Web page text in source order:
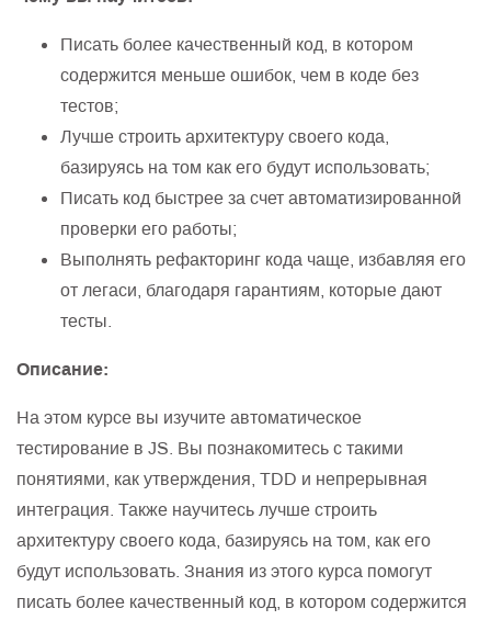
Писать более качественный код, в котором
содержится меньше ошибок, чем в коде без
тестов;
Лучше строить архитектуру своего кода,
базируясь на том как его будут использовать;
Писать код быстрее за счет автоматизированной
проверки его работы;
Выполнять рефакторинг кода чаще, избавляя его
от легаси, благодаря гарантиям, которые дают
тесты.
Описание:
На этом курсе вы изучите автоматическое
тестирование в JS. Вы познакомитесь с такими
понятиями, как утверждения, TDD и непрерывная
интеграция. Также научитесь лучше строить
архитектуру своего кода, базируясь на том, как его
будут использовать. Знания из этого курса помогут
писать более качественный код, в котором содержится